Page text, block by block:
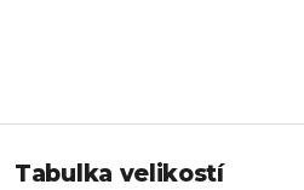
Tabulka velikostí